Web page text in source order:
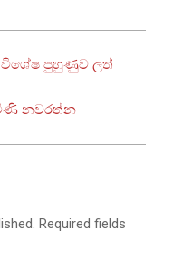
විශේෂ පුහුණුව ලත්
නවරත්න
Required fields